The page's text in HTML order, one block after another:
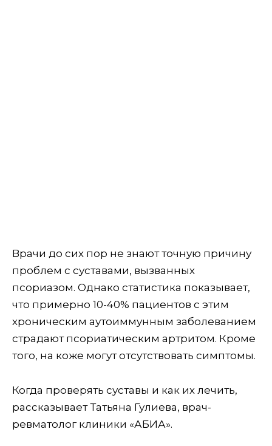
Врачи до сих пор не знают точную причину
проблем с суставами, вызванных
псориазом. Однако статистика показывает,
что примерно 10-40% пациентов с этим
хроническим аутоиммунным заболеванием
страдают псориатическим артритом. Кроме
того, на коже могут отсутствовать симптомы.
Когда проверять суставы и как их лечить,
рассказывает Татьяна Гулиева, врач-
ревматолог клиники «АБИА».